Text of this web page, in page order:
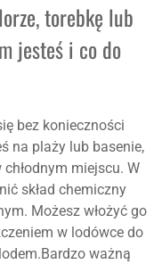
torebkę lub
jesteś i co do
bez konieczności
na plaży lub basenie,
miejscu. W
skład chemiczny
Możesz włożyć go
w lodówce do
ważną